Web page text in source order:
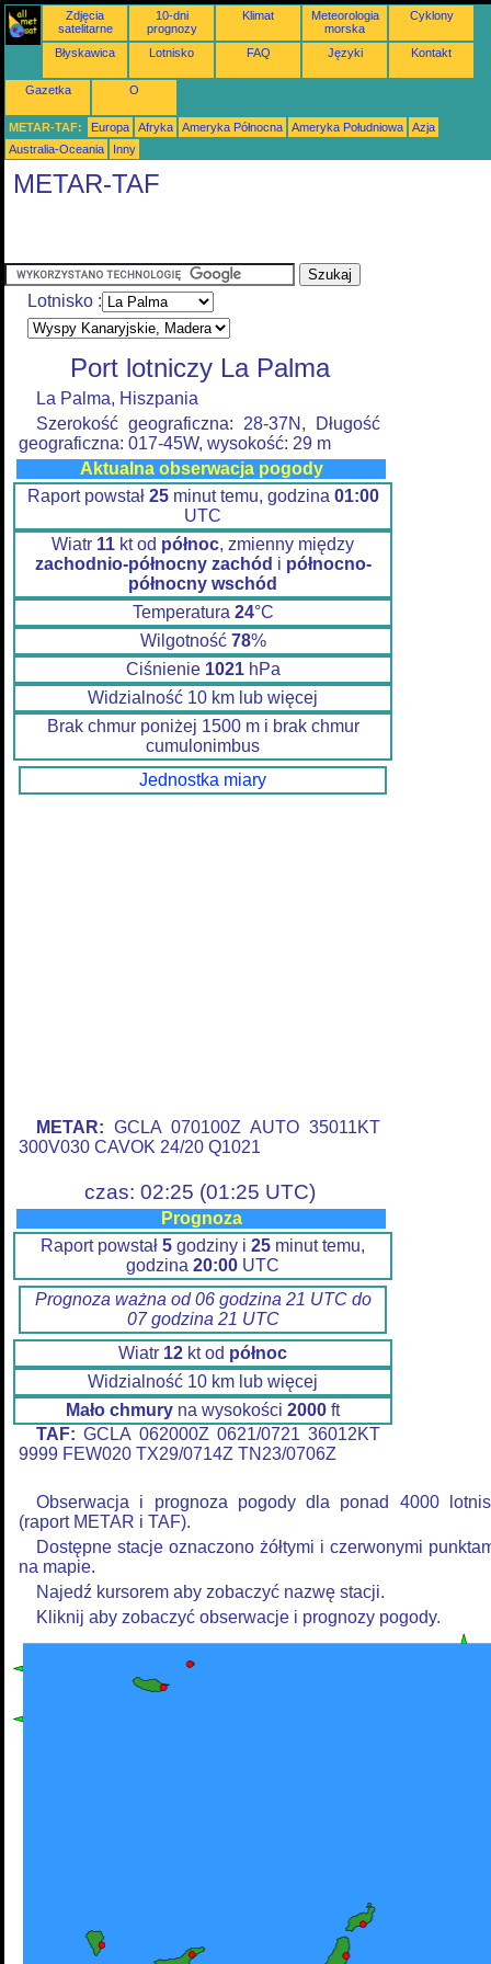
Zdjęcia
satelitarne
10-dni
prognozy
Klimat
Meteorologia
morska
Cyklony
Błyskawica Lotnisko FAQ Języki Kontakt
Gazetka O
METAR-TAF: Europa Afryka Ameryka Północna Ameryka Południowa
Azja
Australia-Oceania
Inny
METAR-TAF
Lotnisko :
Port lotniczy La Palma
La Palma, Hiszpania
Szerokość geograficzna: 28-37N, Długość
geograficzna: 017-45W, wysokość: 29 m
Aktualna obserwacja pogody
Raport powstał 25minut temu, godzina 01:00
UTC
Wiatr 11 kt od północ, zmienny między
zachodnio-północny zachód i północno-
północny wschód
Temperatura 24°C
Wilgotność 78%
Ciśnienie 1021hPa
Widzialność 10 km lub więcej
Brak chmur poniżej 1500 m i brak chmur
cumulonimbus
Jednostka miary
METAR: GCLA 070100Z AUTO 35011KT
300V030 CAVOK 24/20 Q1021
czas: 02:25 (01:25 UTC)
Prognoza
Raport powstał 5 godziny i 25 minut temu,
godzina 20:00 UTC
Prognoza ważna od 06 godzina 21 UTC do
07 godzina 21 UTC
Wiatr 12 kt od północ
Widzialność 10 km lub więcej
Mało chmury na wysokości 2000 ft
TAF: GCLA 062000Z 0621/0721 36012KT
9999 FEW020 TX29/0714Z TN23/0706Z
Obserwacja i prognoza pogody dla ponad 4000
(raport METAR i TAF).
Dostępne stacje oznaczono żółtymi i czerwonymi
na mapie.
Najedź kursorem aby zobaczyć nazwę stacji.
Kliknij aby zobaczyć obserwacje i prognozy pogody.